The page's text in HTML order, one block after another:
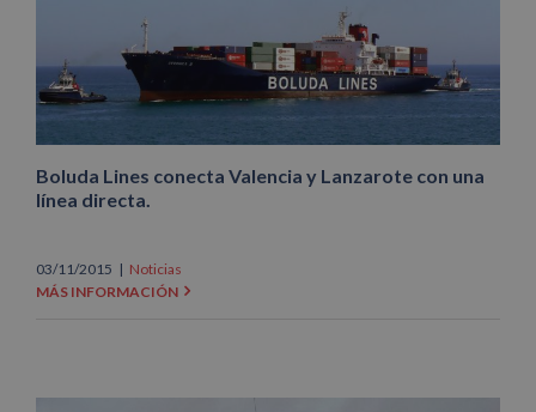
Boluda Lines conecta Valencia y Lanzarote con una
línea directa.
03/11/2015 | Noticias
MÁS INFORMACIÓN